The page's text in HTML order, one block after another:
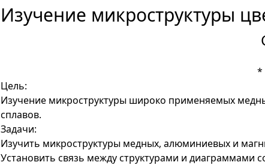
Изучение микроструктуры
*
Цель:
Изучение микроструктуры широко применяемых
сплавов.
Задачи:
Изучить микроструктуры медных, алюминиевых и
Установить связь между структурами и диаграммами